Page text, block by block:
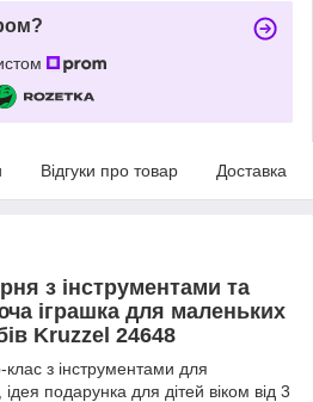
Відгуки про товар Доставка
з інструментами та
іграшка для маленьких
Kruzzel 24648
з інструментами для
подарунка для дітей віком від 3